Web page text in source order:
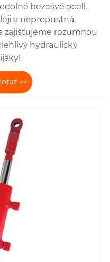
bezešvé oceli.
a nepropustná.
zajišťujeme rozumnou
hydraulický
>>